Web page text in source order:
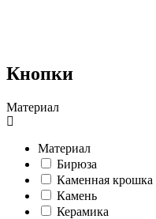
Кнопки
Материал
Материал
Бирюза
Каменная крошка
Камень
Керамика